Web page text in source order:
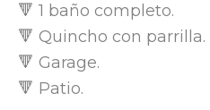
🔻 1 baño completo.
🔻 Quincho con parrilla.
🔻 Garage.
🔻 Patio.